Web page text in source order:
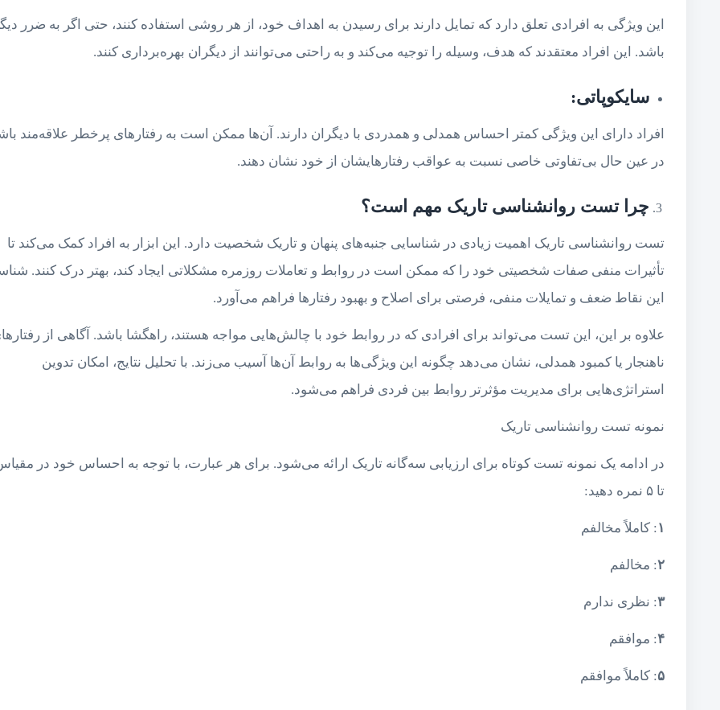
این ویژگی به افرادی تعلق دارد که تمایل دارند برای رسیدن به اهداف خود، از هر روشی استفاده کنند، حتی اگر به ضرر
باشد. این افراد معتقدند که هدف، وسیله را توجیه می‌کند و به راحتی می‌توانند از دیگران بهره‌برداری کنند.
سایکوپاتی:
افراد دارای این ویژگی کمتر احساس همدلی و همدردی با دیگران دارند. آن‌ها ممکن است به رفتارهای پرخطر علاقه‌مند
در عین حال بی‌تفاوتی خاصی نسبت به عواقب رفتارهایشان از خود نشان دهند.
چرا تست روانشناسی تاریک مهم است؟
تست روانشناسی تاریک اهمیت زیادی در شناسایی جنبه‌های پنهان و تاریک شخصیت دارد. این ابزار به افراد کمک می‌کند تا
تأثیرات منفی صفات شخصیتی خود را که ممکن است در روابط و تعاملات روزمره مشکلاتی ایجاد کند، بهتر درک کنند.
این نقاط ضعف و تمایلات منفی، فرصتی برای اصلاح و بهبود رفتارها فراهم می‌آورد.
علاوه بر این، این تست می‌تواند برای افرادی که در روابط خود با چالش‌هایی مواجه هستند، راهگشا باشد. آگاهی از
ناهنجار یا کمبود همدلی، نشان می‌دهد چگونه این ویژگی‌ها به روابط آن‌ها آسیب می‌زند. با تحلیل نتایج، امکان تدوین
استراتژی‌هایی برای مدیریت مؤثرتر روابط بین فردی فراهم می‌شود.
نمونه تست روانشناسی تاریک
تا ۵ نمره دهید:
۱: کاملاً مخالفم
۲: مخالفم
۳: نظری ندارم
۴: موافقم
۵: کاملاً موافقم